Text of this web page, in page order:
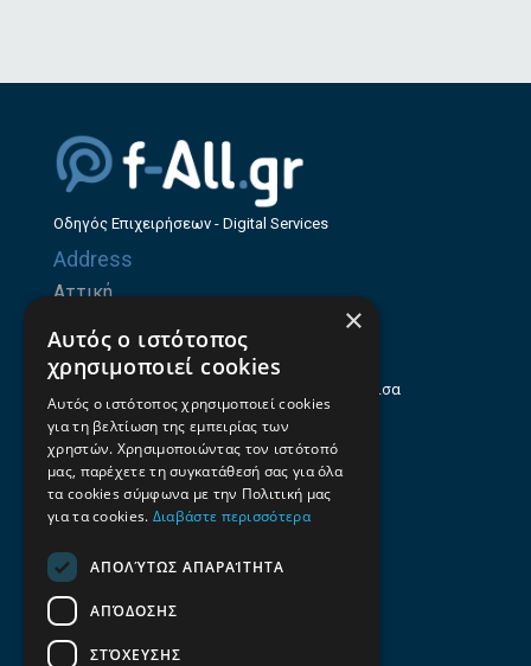
Οδηγός Επιχειρήσεων - Digital Services
Address
Αττική
Θεσσαλία
Ηρώων Πολυτεχνείου 214 (1ος Όροφος), Λάρισα
Επαγγελματικός οδηγός Λάρισας
Emails
Contacts
+30 2106100088
+30 2410533884
×
Αυτός ο ιστότοπος
χρησιμοποιεί cookies
Αυτός ο ιστότοπος χρησιμοποιεί cookies
για τη βελτίωση της εμπειρίας των
χρηστών. Χρησιμοποιώντας τον ιστότοπό
μας, παρέχετε τη συγκατάθεσή σας για όλα
τα cookies σύμφωνα με την Πολιτική μας
για τα cookies. Διαβάστε περισσότερα
ΑΠΟΛΎΤΩΣ ΑΠΑΡΑΊΤΗΤΑ
ΑΠΌΔΟΣΗΣ
ΣΤΌΧΕΥΣΗΣ